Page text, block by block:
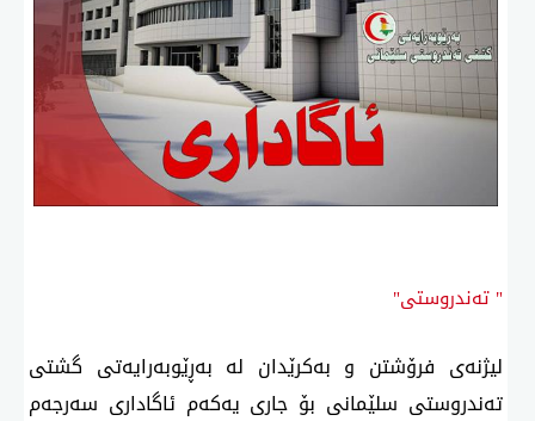
" تەندروستی"
لیژنەی فرۆشتن و بەكرێدان لە بەڕێوبەرایەتی گشتی
تەندروستی سلێمانی بۆ جاری یەكەم ئاگاداری سەرجەم